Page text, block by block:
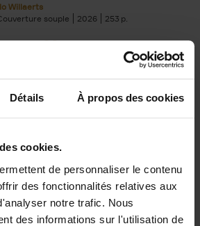
Détails À propos des cookies
cookies.
de personnaliser le contenu
des fonctionnalités relatives aux
notre trafic. Nous
des informations sur l'utilisation de
Willaerts
souple
2026 253
34,99
marketing like a PRO -
revised edition
Willaerts
souple
2022 226